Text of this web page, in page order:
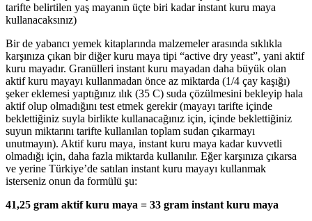
tarifte belirtilen yaş mayanın üçte biri kadar instant kuru maya
kullanacaksınız)
Bir de yabancı yemek kitaplarında malzemeler arasında sıklıkla
karşınıza çıkan bir diğer kuru maya tipi “active dry yeast”, yani aktif
kuru mayadır. Granülleri instant kuru mayadan daha büyük olan
aktif kuru mayayı kullanmadan önce az miktarda (1/4 çay kaşığı)
şeker eklemesi yaptığınız ılık (35 C) suda çözülmesini bekleyip hala
aktif olup olmadığını test etmek gerekir (mayayı tarifte içinde
beklettiğiniz suyla birlikte kullanacağınız için, içinde beklettiğiniz
suyun miktarını tarifte kullanılan toplam sudan çıkarmayı
unutmayın). Aktif kuru maya, instant kuru maya kadar kuvvetli
olmadığı için, daha fazla miktarda kullanılır. Eğer karşınıza çıkarsa
ve yerine Türkiye’de satılan instant kuru mayayı kullanmak
isterseniz onun da formülü şu:
41,25 gram aktif kuru maya = 33 gram instant kuru maya